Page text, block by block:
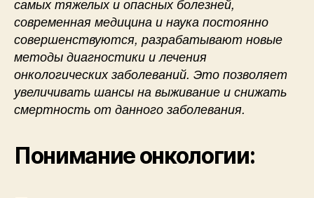
самых тяжелых и опасных болезней,
современная медицина и наука постоянно
совершенствуются, разрабатывают новые
методы диагностики и лечения
онкологических заболеваний. Это позволяет
увеличивать шансы на выживание и снижать
смертность от данного заболевания.
Понимание онкологии: